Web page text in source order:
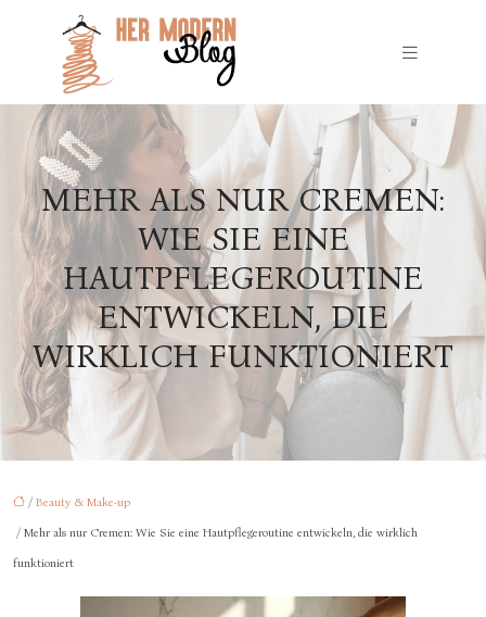
MEHR ALS NUR CREMEN:
WIE SIE EINE
HAUTPFLEGEROUTINE
ENTWICKELN, DIE
WIRKLICH FUNKTIONIERT
/ Beauty & Make-up
/ Mehr als nur Cremen: Wie Sie eine Hautpflegeroutine entwickeln, die wirklich
funktioniert